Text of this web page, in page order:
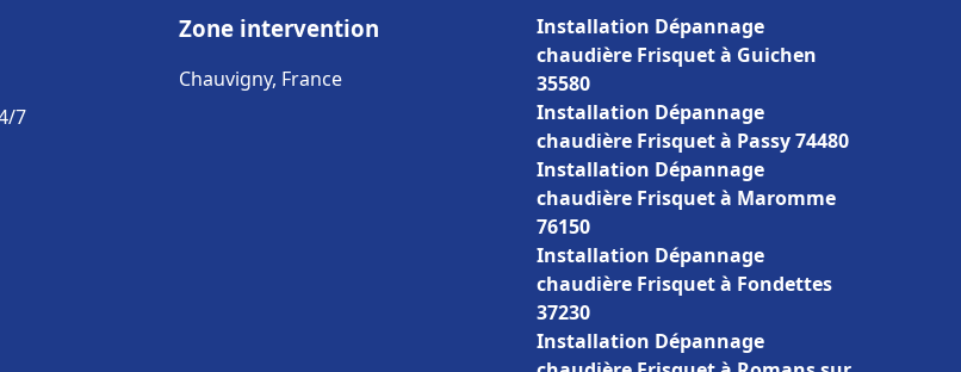
7
Zone intervention
Chauvigny, France
Installation Dépannage
chaudière Frisquet à Guichen
35580
Installation Dépannage
chaudière Frisquet à Passy 74480
Installation Dépannage
chaudière Frisquet à Maromme
76150
Installation Dépannage
chaudière Frisquet à Fondettes
37230
Installation Dépannage